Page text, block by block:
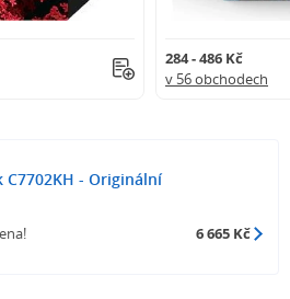
284 - 486 Kč
v 56 obchodech
C7702KH - Originální
6 665 Kč